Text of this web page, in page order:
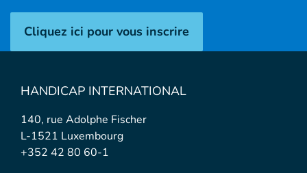
Cliquez ici pour vous inscrire
HANDICAP INTERNATIONAL
140, rue Adolphe Fischer
L-1521 Luxembourg
+352 42 80 60-1